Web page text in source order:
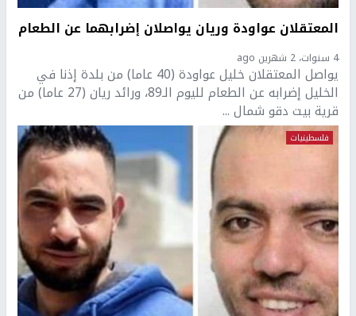
المعتقلان عواودة وريان يواصلان إضرابهما عن الطعام
4 سنوات، 2 شهرين ago
يواصل المعتقلان خليل عواودة (40 عاما) من بلدة إذنا في
الخليل إضرابه عن الطعام لليوم الـ89، ورائد ريان (27 عاما) من
قرية بيت دقو شمال ...
فلسطينيات